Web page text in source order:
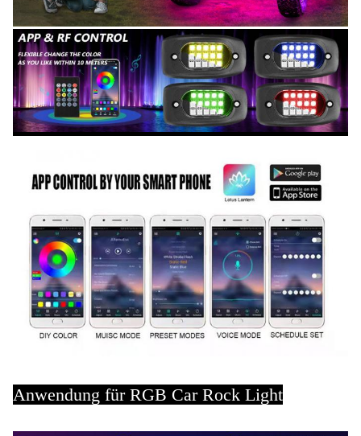
Anwendung für RGB Car Rock Light